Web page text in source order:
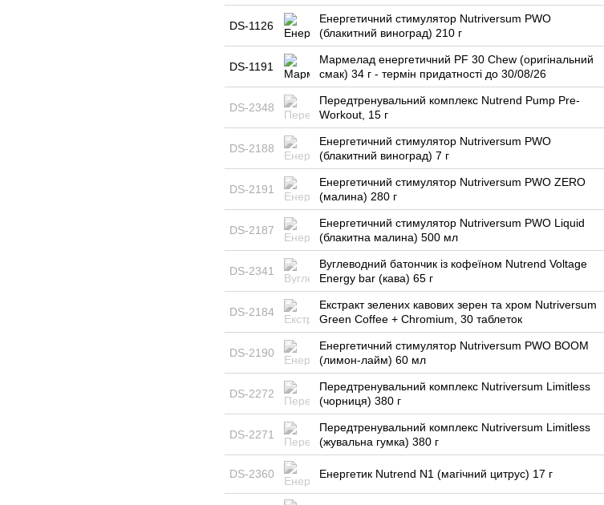
DS-1126
Енергетичний стимулятор Nutriversum PWO
(блакитний виноград) 210 г
DS-1191
Мармелад енергетичний PF 30 Chew (оригінальний
смак) 34 г - термін придатності до 30/08/26
DS-2348
Передтренувальний комплекс Nutrend Pump Pre-
Workout, 15 г
DS-2188
Енергетичний стимулятор Nutriversum PWO
(блакитний виноград) 7 г
DS-2191
Енергетичний стимулятор Nutriversum PWO ZERO
(малина) 280 г
DS-2187
Енергетичний стимулятор Nutriversum PWO Liquid
(блакитна малина) 500 мл
DS-2341
Вуглеводний батончик із кофеїном Nutrend Voltage
Energy bar (кава) 65 г
DS-2184
Екстракт зелених кавових зерен та хром Nutriversum
Green Coffee + Chromium, 30 таблеток
DS-2190
Енергетичний стимулятор Nutriversum PWO BOOM
(лимон-лайм) 60 мл
DS-2272
Передтренувальний комплекс Nutriversum Limitless
(чорниця) 380 г
DS-2271
Передтренувальний комплекс Nutriversum Limitless
(жувальна гумка) 380 г
DS-2360 Енергетик Nutrend N1 (магічний цитрус) 17 г